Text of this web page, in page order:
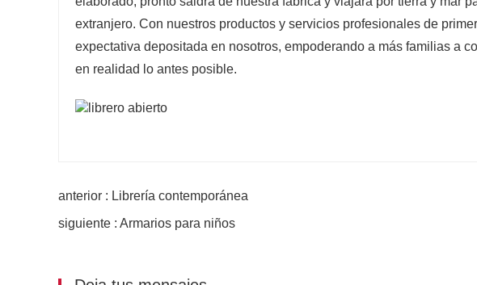
extranjero. Con nuestros productos y servicios profesionales de
expectativa depositada en nosotros, empoderando a más familias a
en realidad lo antes posible.
anterior : Librería contemporánea
siguiente : Armarios para niños